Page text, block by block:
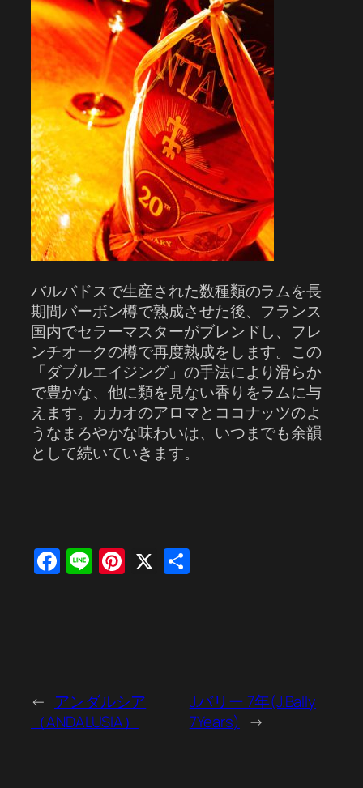
バルバドスで生産された数種類のラムを長
期間バーボン樽で熟成させた後、フランス
国内でセラーマスターがブレンドし、フレ
ンチオークの樽で再度熟成をします。この
「ダブルエイジング」の手法により滑らか
で豊かな、他に類を見ない香りをラムに与
えます。カカオのアロマとココナッツのよ
うなまろやかな味わいは、いつまでも余韻
として続いていきます。
Facebook
LinePinterest
X
← アンダルシア
（ANDALUSIA）
J.バリー 7年(J.Bally
7Years)
→